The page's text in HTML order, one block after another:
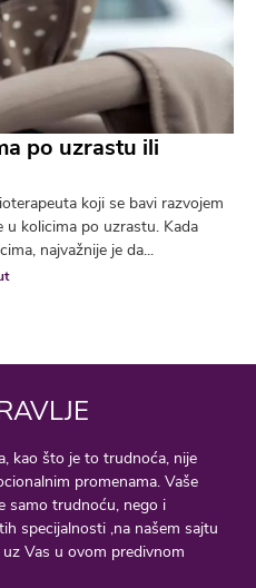
po uzrastu ili
koji se bavi razvojem
u kolicima po uzrastu. Kada
najvažnije je da...
kao što je to trudnoća, nije
promenama. Vaše
samo trudnoću, nego i
specijalnosti ,na našem sajtu
Vas u ovom predivnom